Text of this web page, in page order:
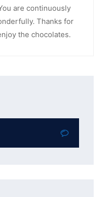
are continuously
Thanks for
the chocolates.